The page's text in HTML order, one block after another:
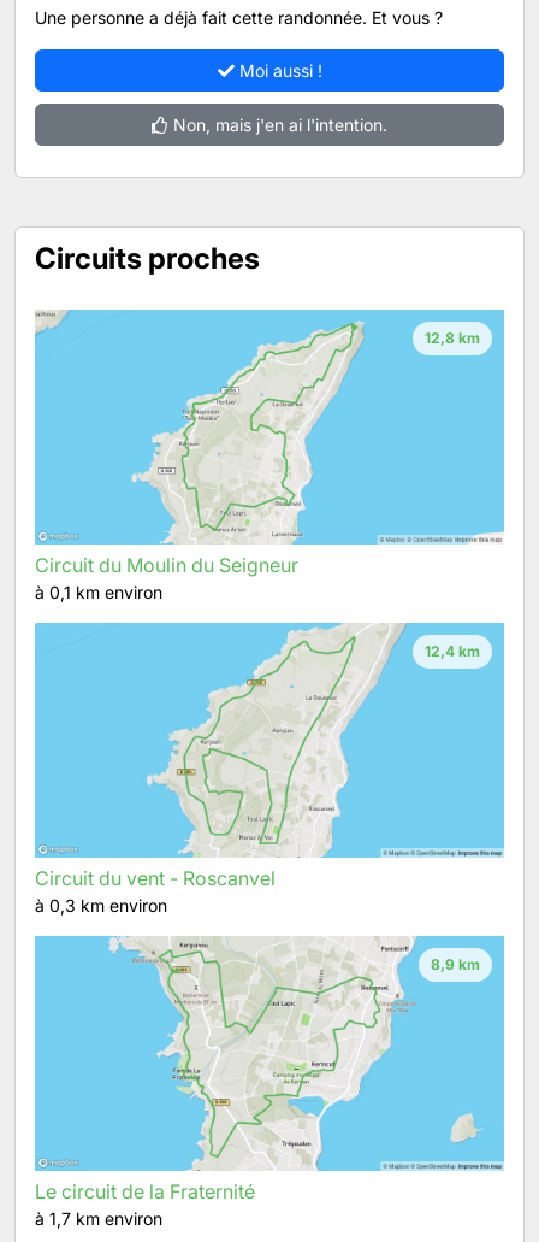
Une personne a déjà fait cette randonnée. Et vous ?
Moi aussi !
Non, mais j'en ai l'intention.
Circuits proches
12,8 km
Circuit du Moulin du Seigneur
à 0,1 km environ
12,4 km
Circuit du vent - Roscanvel
à 0,3 km environ
8,9 km
Le circuit de la Fraternité
à 1,7 km environ